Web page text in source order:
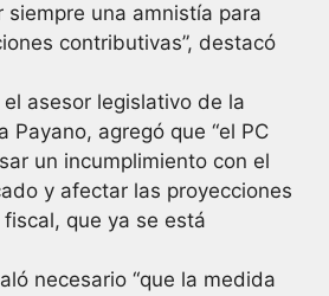
siempre una amnistía para
contributivas”, destacó
asesor legislativo de la
Payano, agregó que “el PC
un incumplimiento con el
y afectar las proyecciones
que ya se está
necesario “que la medida